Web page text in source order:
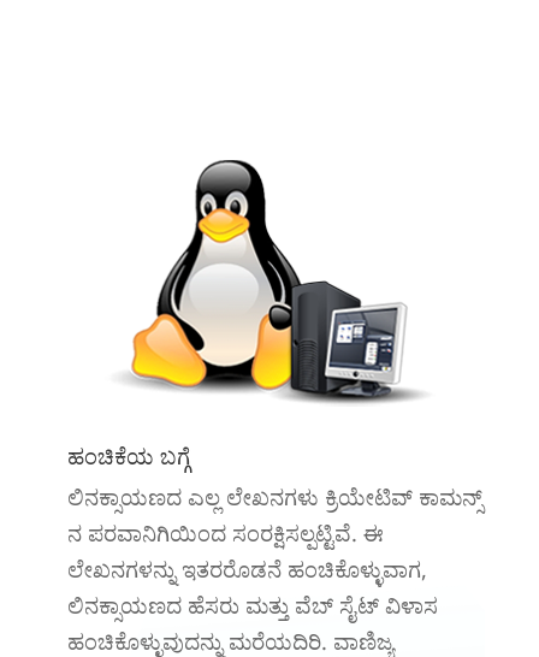
ಹಂಚಿಕೆಯ ಬಗ್ಗೆ
ಲಿನಕ್ಸಾಯಣದ ಎಲ್ಲ ಲೇಖನಗಳು ಕ್ರಿಯೇಟಿವ್ ಕಾಮನ್ಸ್
ನ ಪರವಾನಿಗಿಯಿಂದ ಸಂರಕ್ಷಿಸಲ್ಪಟ್ಟಿವೆ. ಈ
ಲೇಖನಗಳನ್ನು ಇತರರೊಡನೆ ಹಂಚಿಕೊಳ್ಳುವಾಗ,
ಲಿನಕ್ಸಾಯಣದ ಹೆಸರು ಮತ್ತು ವೆಬ್ ಸೈಟ್ ವಿಳಾಸ
ಹಂಚಿಕೊಳ್ಳುವುದನ್ನು ಮರೆಯದಿರಿ. ವಾಣಿಜ್ಯ